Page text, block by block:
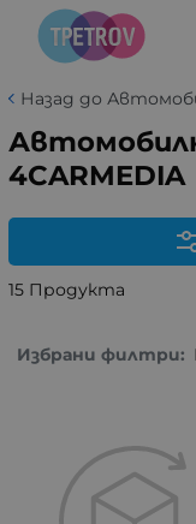
Назад до
4CARMEDIA
15 Продукта
Избрани филтри: